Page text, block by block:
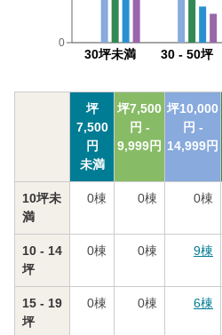
30坪未満 30 - 50坪
0
坪
7,500
円
未満
坪7,500
円 -
9,999円
坪10,000
円 -
14,999円
10坪未
満
0棟 0棟 0棟
10 - 14
坪
0棟 0棟 9棟
15 - 19
坪
0棟 0棟 6棟